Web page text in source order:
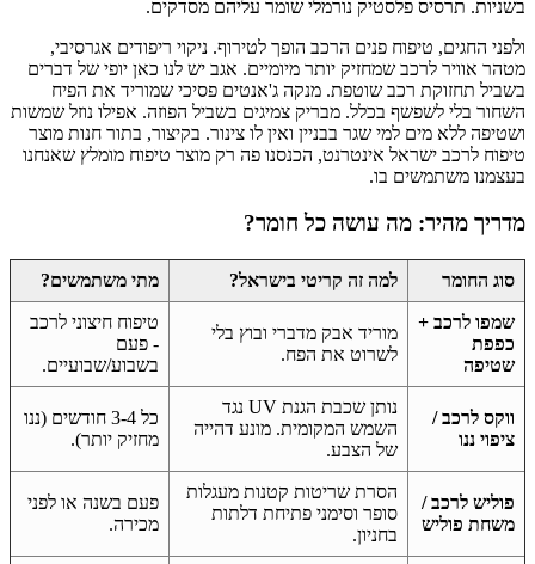
בשניות. תרסיס פלסטיק נורמלי שומר עליהם מסדקים.
ולפני החגים, טיפוח פנים הרכב הופך לטירוף. ניקוי ריפודים אגרסיבי,
מטהר אוויר לרכב שמחזיק יותר מיומיים. אגב יש לנו כאן יופי של דברים
בשביל תחזוקת רכב שוטפת. מנקה ג'אנטים פסיכי שמוריד את הפיח
השחור בלי לשפשף בכלל. מבריק צמיגים בשביל הפוזה. אפילו נוזל שמשות
ושטיפה ללא מים למי שגר בבניין ואין לו צינור. בקיצור, בתור חנות מוצר
טיפוח לרכב ישראל אינטרנט, הכנסנו פה רק מוצר טיפוח מומלץ שאנחנו
בעצמנו משתמשים בו.
מדריך מהיר: מה עושה כל חומר?
סוג החומר למה זה קריטי בישראל? מתי משתמשים?
שמפו לרכב +
כפפת
שטיפה
מוריד אבק מדברי ובוץ בלי
לשרוט את הפח.
טיפוח חיצוני לרכב
- פעם
בשבוע/שבועיים.
ווקס לרכב /
ציפוי ננו
נותן שכבת הגנת UV נגד
השמש המקומית. מונע דהייה
של הצבע.
כל 3-4 חודשים (ננו
מחזיק יותר).
פוליש לרכב /
משחת פוליש
הסרת שריטות קטנות מעגלות
סופר וסימני פתיחת דלתות
בחניון.
פעם בשנה או לפני
מכירה.